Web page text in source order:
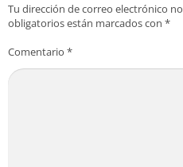
Tu dirección de correo electrónico
obligatorios están marcados con *
Comentario *